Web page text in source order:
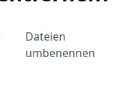
Dateien
umbenennen